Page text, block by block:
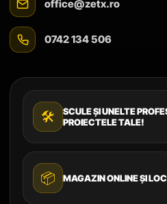
office@zetx.ro
0742 134 506
🛠️
SCULE ȘI UNELTE
PROIECTELE TALE!
📦 MAGAZIN ONLINE ȘI